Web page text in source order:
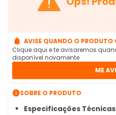
 AVISE QUANDO O PRODUTO
Clique aqui e te avisaremos
disponível novamente
ME
SOBRE O PRODUTO
Especificações Técnicas